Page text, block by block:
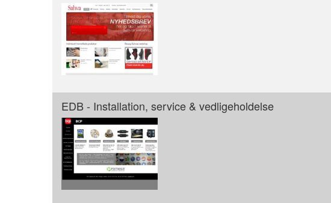
EDB - Installation, service & vedligeholdelse